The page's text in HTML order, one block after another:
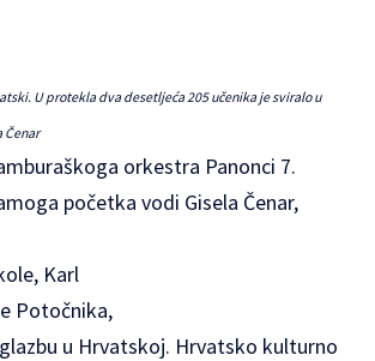
U protekla dva desetljeća 205 učenika je sviralo u
Čenar
orkestra Panonci 7.
početka vodi Gisela Čenar,
Karl
Potočnika,
u Hrvatskoj. Hrvatsko kulturno